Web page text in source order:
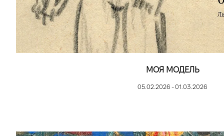
МОЯ МОДЕЛЬ
05.02.2026 - 01.03.2026